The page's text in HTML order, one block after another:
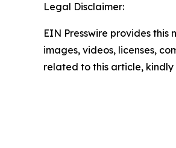
Legal Disclaimer:
EIN Presswire provides
images, videos, licenses,
related to this article,